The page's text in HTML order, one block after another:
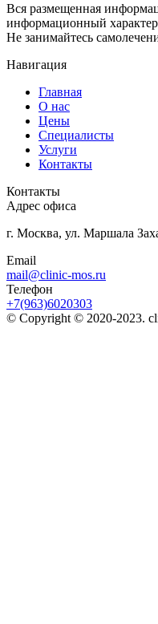
Вся размещенная
информационный
Не занимайтесь
Навигация
Главная
О нас
Цены
Специалисты
Услуги
Контакты
Контакты
Адрес офиса
г. Москва, ул. Маршала
Email
mail@clinic-mos.ru
Телефон
+7(963)6020303
© Copyright © 2020-2023.